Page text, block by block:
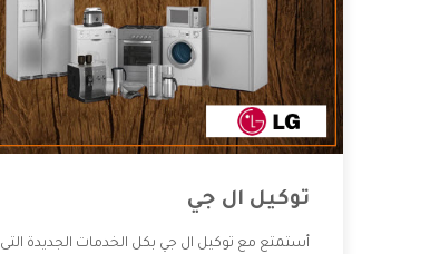
توكيل ال جي
أستمتع مع توكيل ال جي بكل الخدمات الجديدة التى